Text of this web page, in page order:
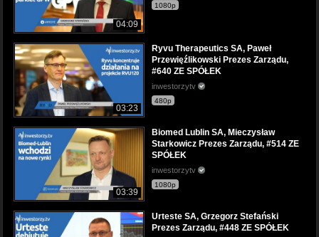
04:09
1080p
03:23
Ryvu Therapeutics SA, Paweł
Przewięźlikowski Prezes Zarządu,
#640 ZE SPÓŁEK
inwestorzytv
480p
03:39
Biomed Lublin SA, Mieczysław
Starkowicz Prezes Zarządu, #514 ZE
SPÓŁEK
inwestorzytv
1080p
Urteste SA, Grzegorz Stefański
Prezes Zarządu, #448 ZE SPÓŁEK